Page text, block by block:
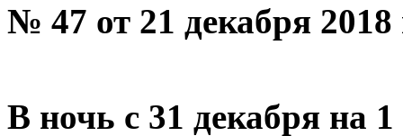
№ 47 от 21 декабря 2018
В ночь с 31 декабря на